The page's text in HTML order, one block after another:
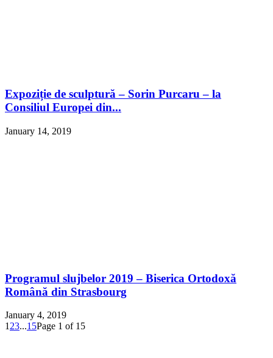
Expoziție de sculptură – Sorin Purcaru – la
Consiliul Europei din...
January 14, 2019
Programul slujbelor 2019 – Biserica Ortodoxă
Română din Strasbourg
January 4, 2019
1 23...15Page 1 of 15